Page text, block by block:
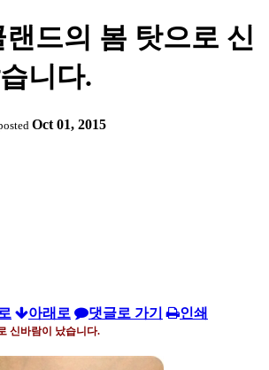
드의 봄 탓으로 신
니다.
Oct 01, 2015
아래로 댓글로 가기 인쇄
신바람이 났습니다.